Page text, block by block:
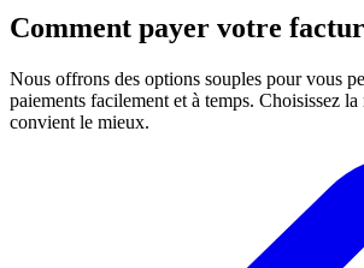
Comment payer votre
Nous offrons des options souples pour vous
paiements facilement et à temps. Choisissez
convient le mieux.